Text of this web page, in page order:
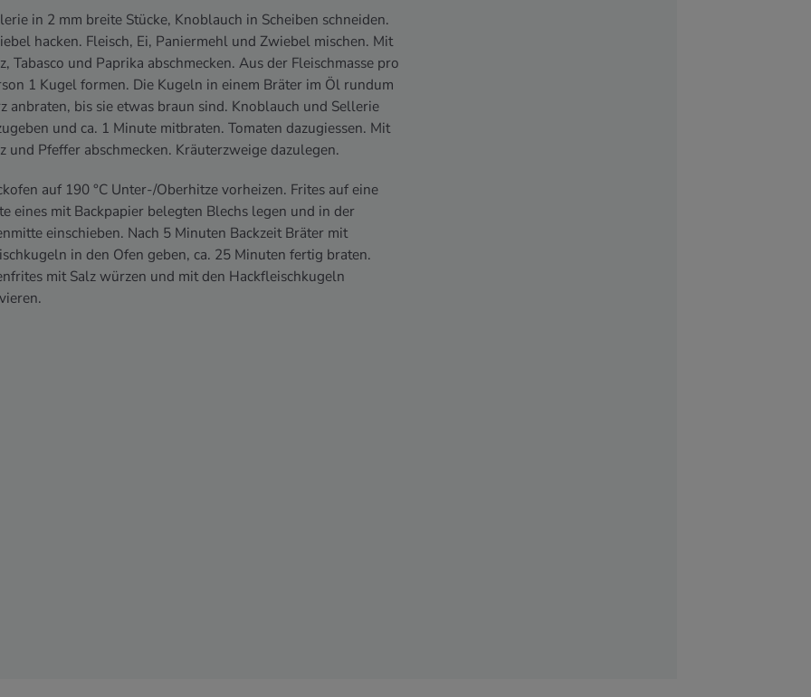
in 2 mm breite Stücke, Knoblauch in Scheiben schneiden.
hacken. Fleisch, Ei, Paniermehl und Zwiebel mischen. Mit
Tabasco und Paprika abschmecken. Aus der Fleischmasse pro
1 Kugel formen. Die Kugeln in einem Bräter im Öl rundum
anbraten, bis sie etwas braun sind. Knoblauch und Sellerie
und ca. 1 Minute mitbraten. Tomaten dazugiessen. Mit
und Pfeffer abschmecken. Kräuterzweige dazulegen.
auf 190 °C Unter-/Oberhitze vorheizen. Frites auf eine
eines mit Backpapier belegten Blechs legen und in der
einschieben. Nach 5 Minuten Backzeit Bräter mit
in den Ofen geben, ca. 25 Minuten fertig braten.
mit Salz würzen und mit den Hackfleischkugeln